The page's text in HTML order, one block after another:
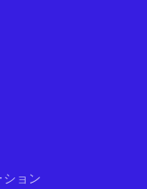
ション